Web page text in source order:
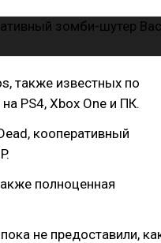
также известных по
PS4, Xbox One и ПК.
кооперативный
полноценная
не предоставили,